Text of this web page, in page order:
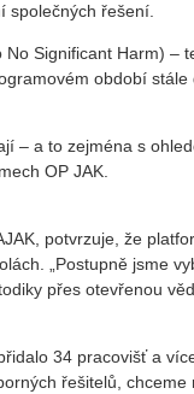
společných řešení.
Significant Harm) –
období
– a to zejména s
OP JAK.
potvrzuje, že
„Postupně jsme
přes otevřenou
34 pracovišť a
řešitelů,